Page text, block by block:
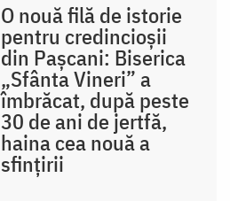
O nouă filă de istorie
pentru credincioșii
din Pașcani: Biserica
„Sfânta Vineri” a
îmbrăcat, după peste
30 de ani de jertfă,
haina cea nouă a
sfințirii